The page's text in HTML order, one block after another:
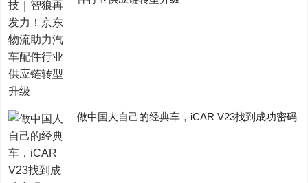
做中国人自己的经典车，iCAR V23找到成功密码